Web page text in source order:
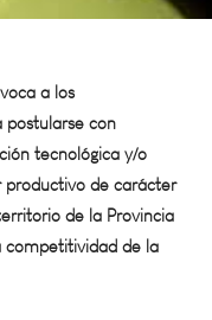
a los
con y/o
de carácter
de la Provincia
de la
a partir de hoy,